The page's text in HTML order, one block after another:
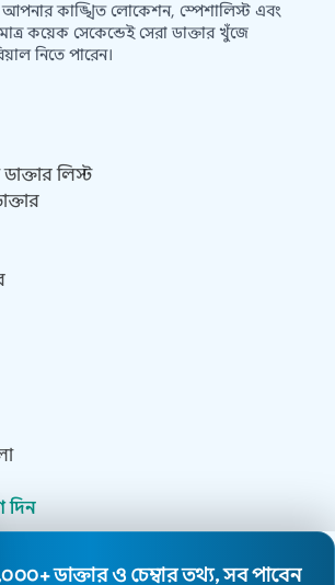
আপনার কাঙ্খিত লোকেশন, স্পেশালিস্ট এবং
কয়েক সেকেন্ডেই সেরা ডাক্তার খুঁজে
নিতে পারেন।
লিস্ট
দিন
ডাক্তার ও চেম্বার তথ্য, সব পাবেন